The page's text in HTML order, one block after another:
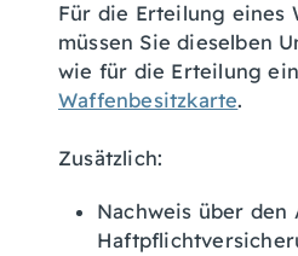
Für die Erteilung eines
müssen Sie dieselben
wie für die Erteilung
Waffenbesitzkarte.
Zusätzlich:
Nachweis über den